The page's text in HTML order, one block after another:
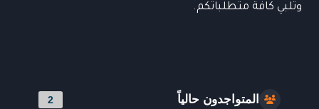
وتلبي كافة متطلباتكم.
المتواجدون حالياً 2